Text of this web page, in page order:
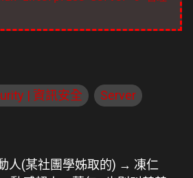
| 資訊安全
Server
人(某社團學姊取的) → 凍仁